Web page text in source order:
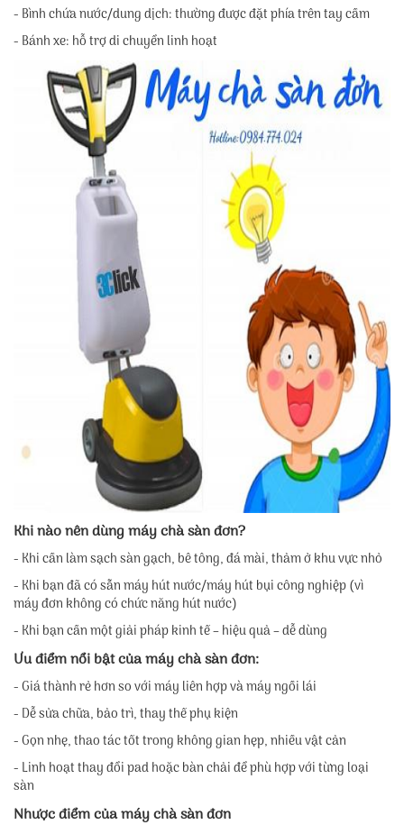
- Bình chứa nước/dung dịch: thường được đặt phía trên tay cầm
- Bánh xe: hỗ trợ di chuyển linh hoạt
Khi nào nên dùng máy chà sàn đơn?
- Khi cần làm sạch sàn gạch, bê tông, đá mài, thảm ở khu vực nhỏ
- Khi bạn đã có sẵn máy hút nước/máy hút bụi công nghiệp (vì
máy đơn không có chức năng hút nước)
- Khi bạn cần một giải pháp kinh tế – hiệu quả – dễ dùng
Ưu điểm nổi bật của máy chà sàn đơn:
- Giá thành rẻ hơn so với máy liên hợp và máy ngồi lái
- Dễ sửa chữa, bảo trì, thay thế phụ kiện
- Gọn nhẹ, thao tác tốt trong không gian hẹp, nhiều vật cản
- Linh hoạt thay đổi pad hoặc bàn chải để phù hợp với từng loại
sàn
Nhược điểm của máy chà sàn đơn